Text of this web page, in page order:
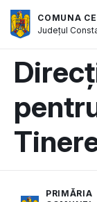
COMUNA
Județul
PRIMĂRIA